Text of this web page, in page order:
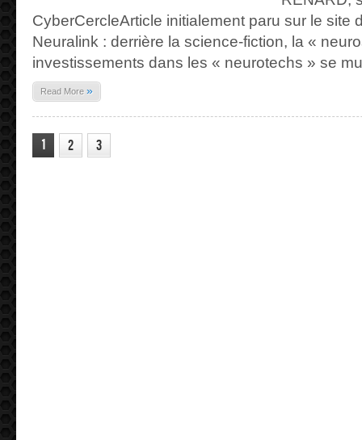
CyberCercleArticle initialement paru sur le site
Neuralink : derrière la science-fiction, la «
investissements dans les « neurotechs » se
Read More »
1 2 3